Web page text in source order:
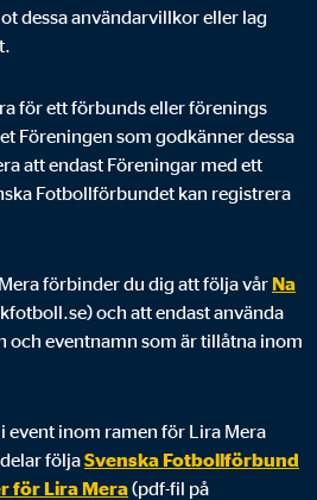
dessa användarvillkor eller lag
för ett förbunds eller förenings
Föreningen som godkänner dessa
att endast Föreningar med ett
Fotbollförbundet kan registrera
förbinder du dig att följa vår Na
och att endast använda
och eventnamn som är tillåtna inom
event inom ramen för Lira Mera
följaSvenska Fotbollförbund
för Lira Mera(pdf-fil på